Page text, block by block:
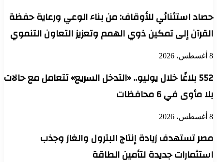
حصاد استثنائي للأوقاف: من بناء الوعي ورعاية حفظة
القرآن إلى تمكين ذوي الهمم وتعزيز التعاون التنموي
8 أغسطس، 2026
552 بلاغًا خلال يوليو.. «التدخل السريع» تتعامل مع حالات
بلا مأوى في 6 محافظات
8 أغسطس، 2026
مصر تستهدف زيادة إنتاج البترول والغاز وجذب
استثمارات جديدة لتأمين الطاقة